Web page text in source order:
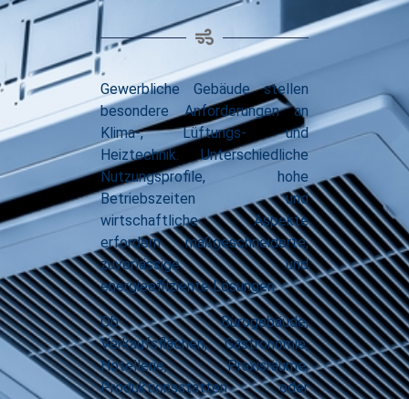
Gewerbliche Gebäude stellen
besondere Anforderungen an
Klima-, Lüftungs- und
Heiztechnik. Unterschiedliche
Nutzungsprofile, hohe
Betriebszeiten und
wirtschaftliche Aspekte
erfordern maßgeschneiderte,
zuverlässige und
energieeffiziente Lösungen.
Ob Bürogebäude,
Verkaufsflächen, Gastronomie,
Hotellerie, Praxisräume,
Produktionsstätten oder